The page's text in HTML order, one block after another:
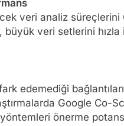
veri analiz
veri setlerini hızla
edemediği
Google Co-
önerme